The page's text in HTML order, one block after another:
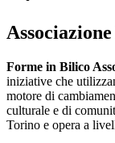
Forme in Bilico
iniziative che
motore di
culturale e di
Torino e opera a